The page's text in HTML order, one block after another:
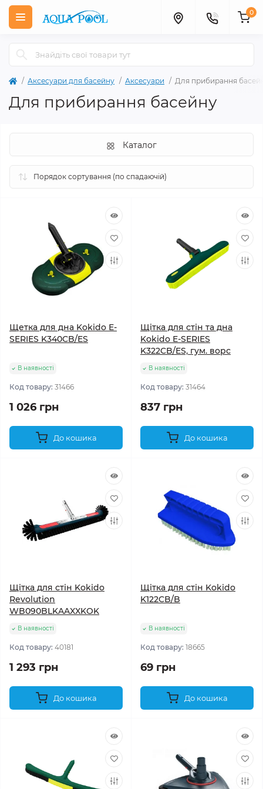
0
Аксесуари для басейну Аксесуари Для прибирання
Для прибирання басейну
Каталог
Щетка для дна Kokido E-
SERIES K340CB/ES
В наявності
Код товару: 31466
1 026 грн
До кошика
Щітка для стін та дна
Kokido E-SERIES
K322CB/ES, гум. ворс
В наявності
Код товару: 31464
837 грн
До кошика
Щітка для стін Kokido
Revolution
WB090BLKAAXXKOK
В наявності
Код товару: 40181
1 293 грн
До кошика
Щітка для стін Kokido
K122CB/B
В наявності
Код товару: 18665
69 грн
До кошика